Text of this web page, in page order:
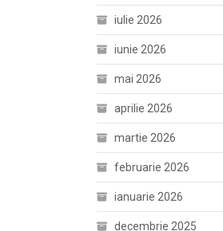
iulie 2026
iunie 2026
mai 2026
aprilie 2026
martie 2026
februarie 2026
ianuarie 2026
decembrie 2025